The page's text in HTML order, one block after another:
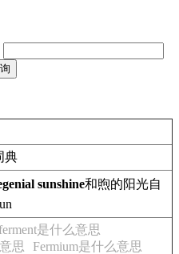
典
genial sunshine和煦的阳光自
ferment是什么意思
思
Fermium是什么意思